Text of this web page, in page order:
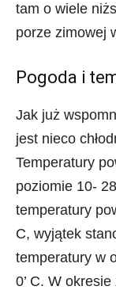
tam o wiele
porze zimowej
Pogoda i
Jak już
jest nieco
Temperatury
poziomie 10-
temperatury
C, wyjątek
temperatury w
0’ C. W